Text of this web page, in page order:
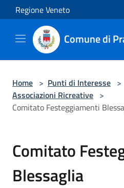
Salta al contenuto principale
Regione Veneto
Comune di
Home > Punti di Interesse >
Associazioni Ricreative >
Comitato Festeggiamenti
Comitato
Blessaglia